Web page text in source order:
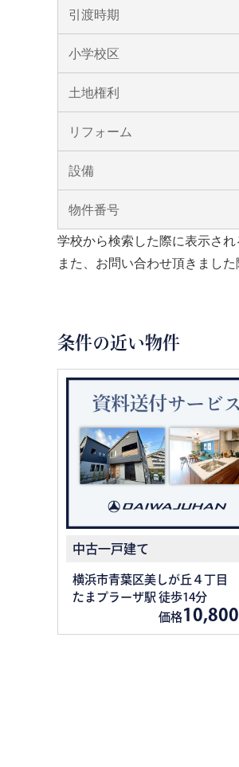
引渡時期
小学校区
土地権利
リフォーム
設備
物件番号
学校から検索した際に表示さ
また、お問い合わせ頂きまし
条件の近い物件
中古一戸建て
横浜市青葉区美しが丘４丁目
たまプラーザ駅 徒歩14分
価格10,800